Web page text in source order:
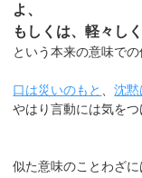
よ、
もしくは、軽々し
という本来の意味で
口は災いのもと 、沈黙
やはり言動には気をつ
似た意味のことわざに